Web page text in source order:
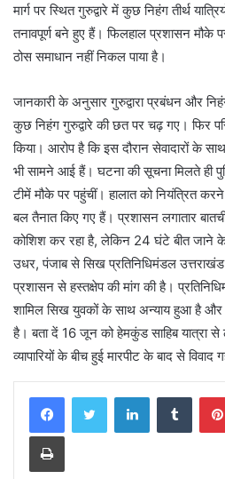
मार्ग पर स्थित गुरुद्वारे में कुछ निहंग तीर्थ
तनावपूर्ण बने हुए हैं। फिलहाल प्रशासन
ठोस समाधान नहीं निकल पाया है।
जानकारी के अनुसार गुरुद्वारा प्रबंधन और
कुछ निहंग गुरुद्वारे की छत पर चढ़ गए। फिर
किया। आरोप है कि इस दौरान सेवादारों के
भी सामने आई हैं। घटना की सूचना मिलते ही
टीमें मौके पर पहुंचीं। हालात को नियंत्रित
बल तैनात किए गए हैं। प्रशासन लगातार
कोशिश कर रहा है, लेकिन 24 घंटे बीत जाने के
उधर, पंजाब से सिख प्रतिनिधिमंडल
प्रशासन से हस्तक्षेप की मांग की है।
शामिल सिख युवकों के साथ अन्याय हुआ है और
है। बता दें 16 जून को हेमकुंड साहिब यात्रा
व्यापारियों के बीच हुई मारपीट के बाद से विवाद